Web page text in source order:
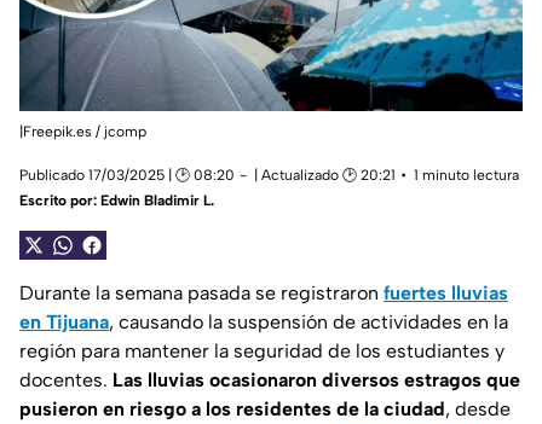
|Freepik.es / jcomp
Publicado 17/03/2025 | 🕑 08:20 | Actualizado 🕑 20:21
1 minuto lectura
Escrito por: Edwin Bladimir L.
Durante la semana pasada se registraron fuertes lluvias
en Tijuana, causando la suspensión de actividades en la
región para mantener la seguridad de los estudiantes y
docentes. Las lluvias ocasionaron diversos estragos que
pusieron en riesgo a los residentes de la ciudad, desde